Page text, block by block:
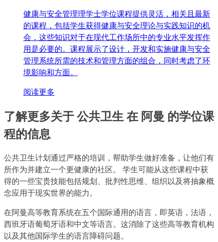
健康与安全管理理学士学位课程提供灵活，相关且最新
的课程，包括学生获得健康与安全理论与实践知识的机
会，这些知识对于在现代工作场所中的专业水平发挥作
用是必要的。课程展示了设计，开发和实施健康与安全
管理系统所需的技术和管理方面的组合，同时考虑了环
境影响和方面。
阅读更多
了解更多关于 公共卫生 在 阿曼 的学位课
程的信息
公共卫生计划通过严格的培训，帮助学生做好准备，让他们有
所作为并建立一个更健康的社区。 学生可能从这些课程中获
得的一些宝贵技能包括规划、批判性思维、组织以及将抽象概
念应用于现实世界的能力。
在阿曼高等教育系统在五个国际通用的语言，即英语，法语，
西班牙语葡萄牙语和中文等语言。这消除了这些高等教育机构
以及其他国际学生的语言障碍问题。